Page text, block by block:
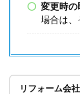
変更時の
場合は、
リフォーム会